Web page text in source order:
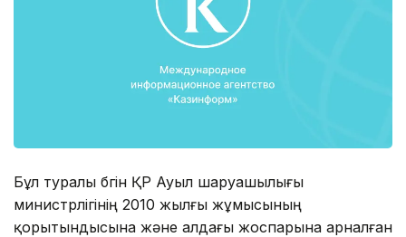
Бұл туралы бүгін ҚР Ауыл шаруашылығы
министрлігінің 2010 жылғы жұмысының
қорытындысына және алдағы жоспарына арналған